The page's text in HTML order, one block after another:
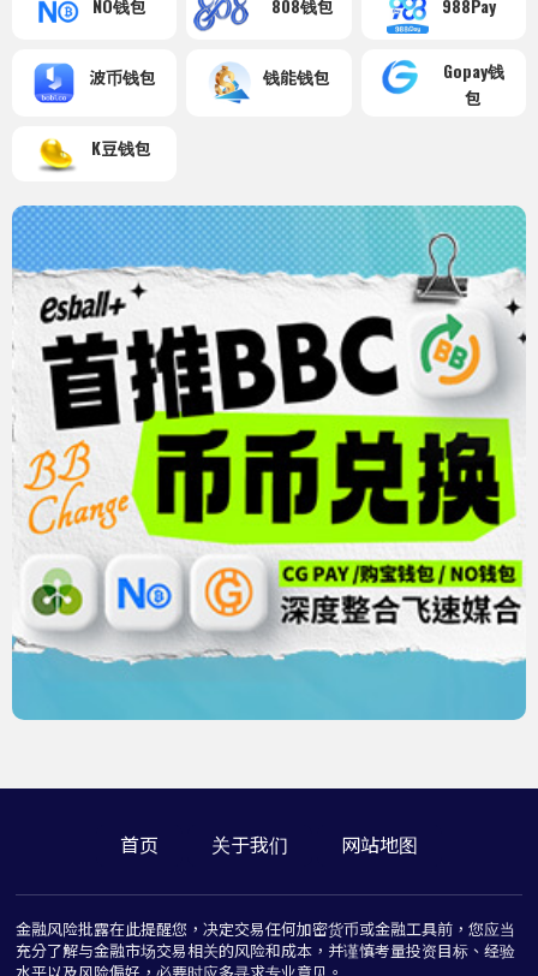
NO钱包 808钱包 988Pay
波币钱包 钱能钱包
Gopay钱
包
K豆钱包
首页 关于我们 网站地图
金融风险批露在此提醒您，决定交易任何加密货币或金融工具前，您应当
充分了解与金融市场交易相关的风险和成本，并谨慎考量投资目标、经验